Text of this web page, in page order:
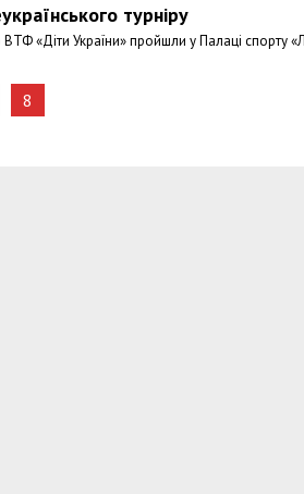
турніру
«Діти України» пройшли у Палаці спорту
8